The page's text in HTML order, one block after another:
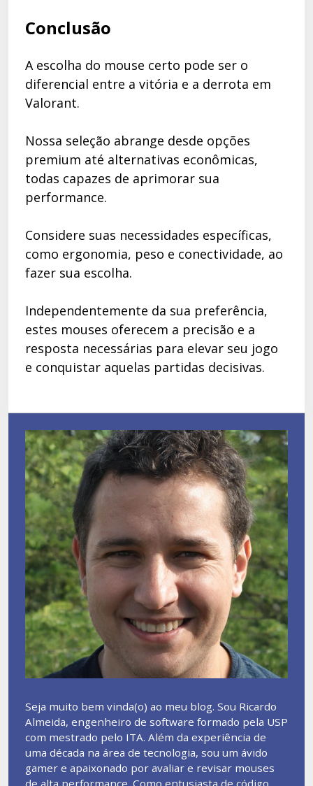
Conclusão
A escolha do mouse certo pode ser o
diferencial entre a vitória e a derrota em
Valorant.
Nossa seleção abrange desde opções
premium até alternativas econômicas,
todas capazes de aprimorar sua
performance.
Considere suas necessidades específicas,
como ergonomia, peso e conectividade, ao
fazer sua escolha.
Independentemente da sua preferência,
estes mouses oferecem a precisão e a
resposta necessárias para elevar seu jogo
e conquistar aquelas partidas decisivas.
Seja muito bem vinda(o) ao meu blog. Sou Ricardo
Almeida, engenheiro de software formado pela USP
com mestrado pelo ITA. Além da experiência de
uma década na área de tecnologia, sou um ávido
gamer e apaixonado por avaliar e revisar mouses